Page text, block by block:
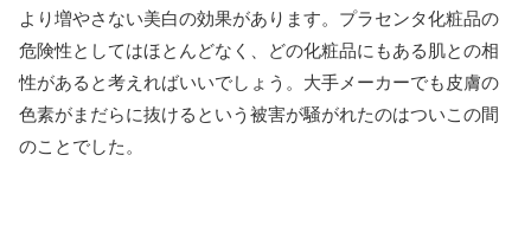
より増やさない美白の効果があります。プラセンタ化粧品の
危険性としてはほとんどなく、どの化粧品にもある肌との相
性があると考えればいいでしょう。大手メーカーでも皮膚の
色素がまだらに抜けるという被害が騒がれたのはついこの間
のことでした。